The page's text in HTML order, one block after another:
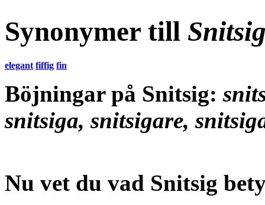
Synonymer till
elegant fiffig fin
Böjningar på Snitsig:
snitsiga, snitsigare,
Nu vet du vad Snitsig